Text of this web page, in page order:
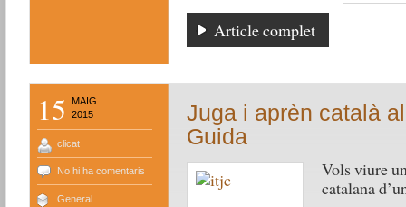
Article complet
15
MAIG
2015
clicat
No hi ha comentaris
General
Juga i aprèn català
Guida
Vols viure
catalana